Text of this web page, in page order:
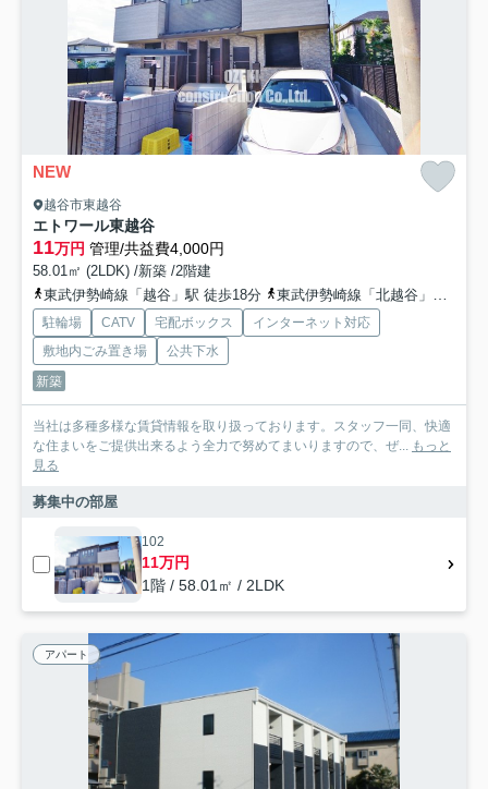
NEW
越谷市東越谷
エトワール東越谷
11万円 管理/共益費4,000円
58.01㎡ (2LDK) /新築 /2階建
東武伊勢崎線「越谷」駅 徒歩18分
東武伊勢崎線「北越谷」駅 徒歩28分
駐輪場 CATV 宅配ボックス
インターネット対応
敷地内ごみ置き場
公共下水
新築
当社は多種多様な賃貸情報を取り扱っております。スタッフ一同、快適
な住まいをご提供出来るよう全力で努めてまいりますので、ぜ... もっと
見る
募集中の部屋
102
11万円
1階 / 58.01㎡ / 2LDK
アパート